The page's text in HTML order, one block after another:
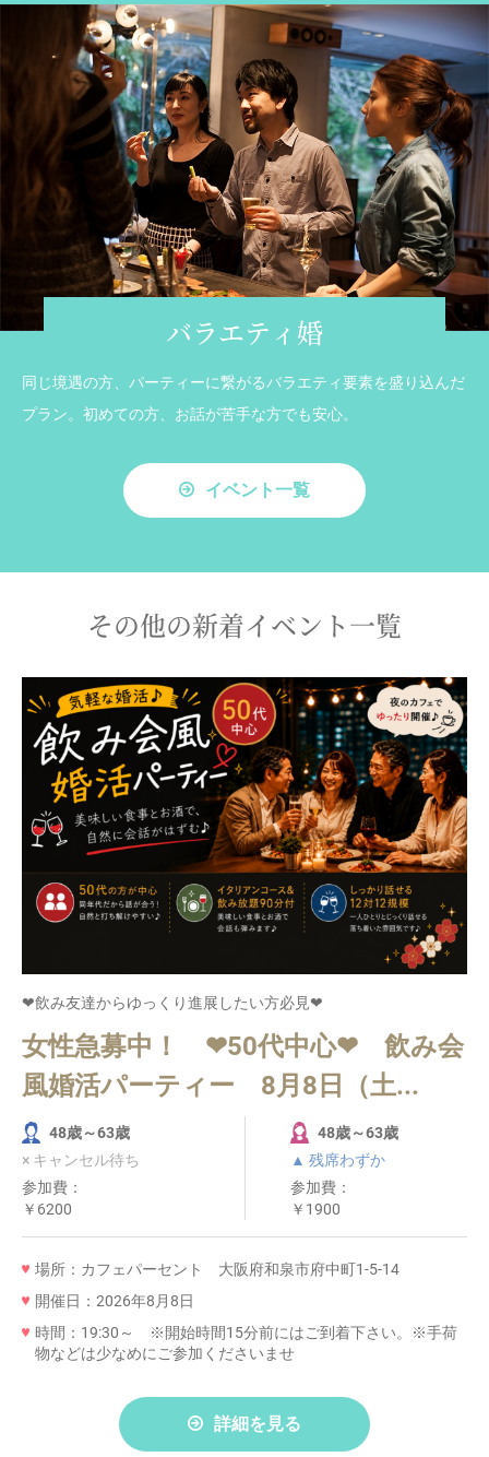
バラエティ婚
同じ境遇の方、パーティーに繋がるバラエティ要素を盛り込んだ
プラン。初めての方、お話が苦手な方でも安心。
イベント一覧
その他の新着イベント一覧
❤飲み友達からゆっくり進展したい方必見❤
女性急募中！ ❤50代中心❤ 飲み会
風婚活パーティー 8月8日（土...
48歳～63歳
× キャンセル待ち
参加費：
￥6200
48歳～63歳
▲ 残席わずか
参加費：
￥1900
場所：カフェパーセント 大阪府和泉市府中町1-5-14
開催日：2026年8月8日
時間：19:30～ ※開始時間15分前にはご到着下さい。※手荷
物などは少なめにご参加くださいませ
詳細を見る